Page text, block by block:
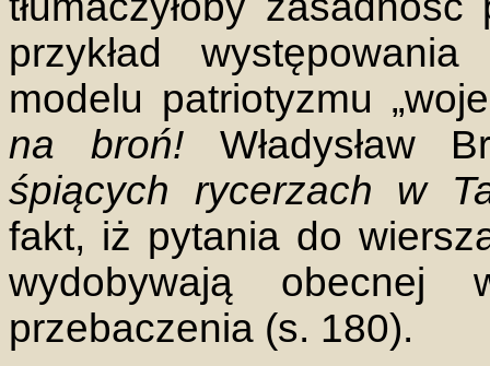
przykład
modelu patriotyzmu
na broń!Władysław
śpiących rycerzach w
fakt, iż pytania do
wydobywają obecnej
przebaczenia (s. 180).